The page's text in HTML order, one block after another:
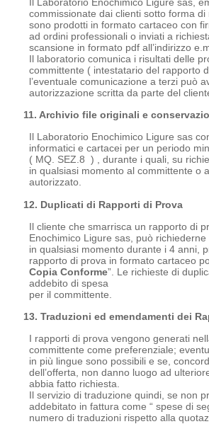
commissionate dai clienti sotto forma
sono prodotti in formato cartaceo con
ad ordini professionali o inviati a
scansione in formato pdf all’indirizzo
Il laboratorio comunica i risultati delle
committente ( intestatario del rapporto
l’eventuale comunicazione a terzi può
autorizzazione scritta da parte del
11. Archivio file originali e
Il Laboratorio Enochimico Ligure sas
informatici e cartacei per un periodo
( MQ. SEZ.8 ) , durante i quali, su
in qualsiasi momento al committente o
autorizzato.
12. Duplicati di Rapporti di Prova
Il cliente che smarrisca un rapporto di
Enochimico Ligure sas, può richiederne
in qualsiasi momento durante i 4 anni,
rapporto di prova in formato cartaceo
Copia Conforme”. Le richieste di
addebito di spesa
per il committente.
13. Traduzioni ed emendamenti dei
I rapporti di prova vengono generati
committente come preferenziale;
in più lingue sono possibili e se,
dell’offerta, non danno luogo ad
abbia fatto richiesta.
Il servizio di traduzione quindi, se non
addebitato in fattura come “ spese di
numero di traduzioni rispetto alla